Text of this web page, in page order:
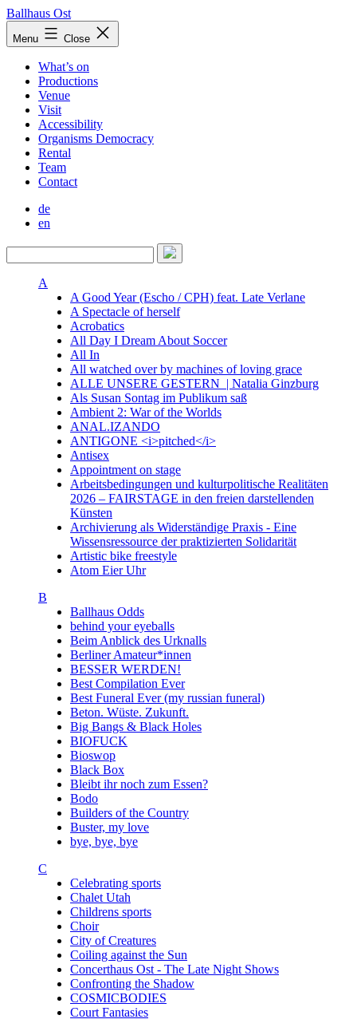
Skip
to
content
Ballhaus Ost
Ballhaus
Ost
Menu Close
What’s on
Productions
Venue
Visit
Accessibility
Organisms Democracy
Rental
Team
Contact
de
en
A
A Good Year (Escho / CPH) feat. Late Verlane
A Spectacle of herself
Acrobatics
All Day I Dream About Soccer
All In
All watched over by machines of loving grace
ALLE UNSERE GESTERN | Natalia Ginzburg
Als Susan Sontag im Publikum saß
Ambient 2: War of the Worlds
ANAL.IZANDO
ANTIGONE <i>pitched</i>
Antisex
Appointment on stage
Arbeitsbedingungen und kulturpolitische Realitäten
2026 – FAIRSTAGE in den freien darstellenden
Künsten
Archivierung als Widerständige Praxis - Eine
Wissensressource der praktizierten Solidarität
Artistic bike freestyle
Atom Eier Uhr
B
Ballhaus Odds
behind your eyeballs
Beim Anblick des Urknalls
Berliner Amateur*innen
BESSER WERDEN!
Best Compilation Ever
Best Funeral Ever (my russian funeral)
Beton. Wüste. Zukunft.
Big Bangs & Black Holes
BIOFUCK
Bioswop
Black Box
Bleibt ihr noch zum Essen?
Bodo
Builders of the Country
Buster, my love
bye, bye, bye
C
Celebrating sports
Chalet Utah
Childrens sports
Choir
City of Creatures
Coiling against the Sun
Concerthaus Ost - The Late Night Shows
Confronting the Shadow
COSMICBODIES
Court Fantasies